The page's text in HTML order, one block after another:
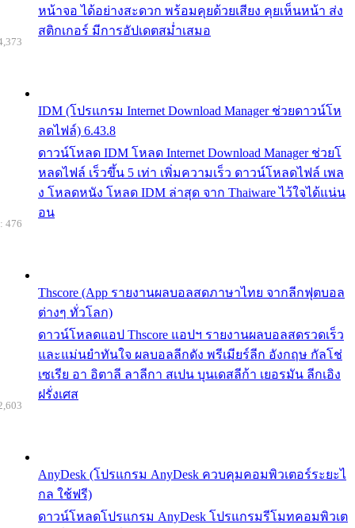
หน้าจอ ได้อย่างสะดวก พร้อมคุยด้วยเสียง คุยเห็นหน้า ส่ง
สติกเกอร์ มีการอัปเดตสม่ำเสมอ
IDM (โปรแกรม Internet Download Manager ช่วยดาวน์โห
ลดไฟล์) 6.43.8
ดาวน์โหลด IDM โหลด Internet Download Manager ช่วยโ
หลดไฟล์ เร็วขึ้น 5 เท่า เพิ่มความเร็ว ดาวน์โหลดไฟล์ เพล
ง โหลดหนัง โหลด IDM ล่าสุด จาก Thaiware ไว้ใจได้แน่น
อน
Thscore (App รายงานผลบอลสดภาษาไทย จากลีกฟุตบอล
ต่างๆ ทั่วโลก)
ดาวน์โหลดแอป Thscore แอปฯ รายงานผลบอลสดรวดเร็ว
และแม่นยำทันใจ ผลบอลลีกดัง พรีเมียร์ลีก อังกฤษ กัลโช่
เซเรีย อา อิตาลี ลาลีกา สเปน บุนเดสลีก้า เยอรมัน ลีกเอิง
ฝรั่งเศส
476
AnyDesk (โปรแกรม AnyDesk ควบคุมคอมพิวเตอร์ระยะไ
กล ใช้ฟรี)
ดาวน์โหลดโปรแกรม AnyDesk โปรแกรมรีโมทคอมพิวเต